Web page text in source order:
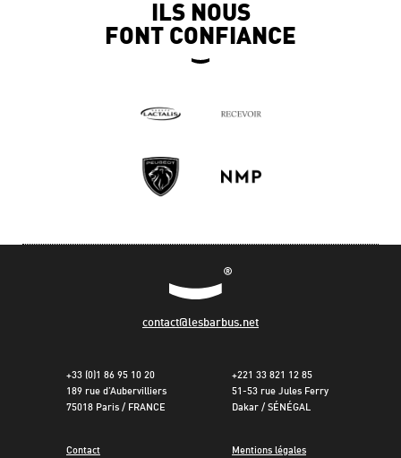
ILS NOUS
FONT CONFIANCE
contact@lesbarbus.net
+33 (0)1 86 95 10 20
189 rue d’Aubervilliers
75018 Paris / FRANCE
+221 33 821 12 85
51-53 rue Jules Ferry
Dakar / SÉNÉGAL
Contact Mentions légales